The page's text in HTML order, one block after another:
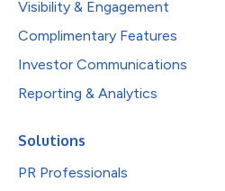
Visibility & Engagement
Complimentary Features
Investor Communications
Reporting & Analytics
Solutions
PR Professionals